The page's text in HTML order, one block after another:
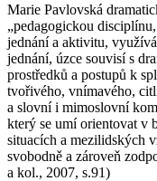
Marie Pavlovská
„pedagogickou
jednání a aktivitu,
jednání, úzce souvisí s
prostředků a postupů k
tvořivého, vnímavého,
a slovní i mimoslovní
který se umí orientovat v
situacích a mezilidských
svobodně a zároveň
a kol., 2007, s.91)